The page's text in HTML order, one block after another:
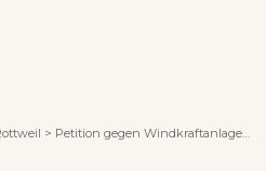
> Petition gegen Windkraftanlagen im Feurenmoos